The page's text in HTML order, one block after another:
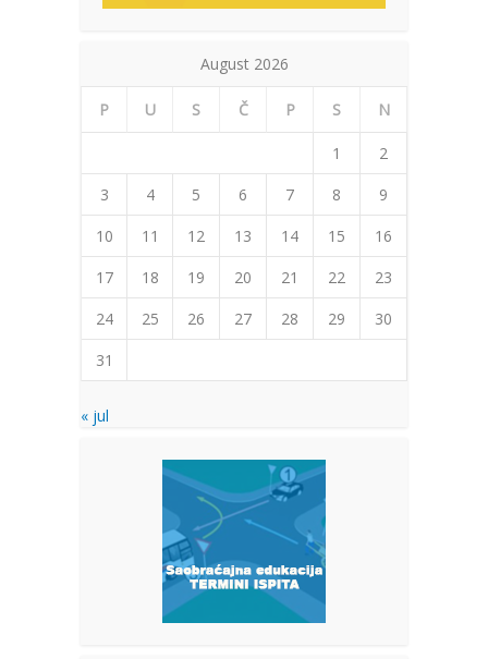
August 2026
P U S Č P S N
1
2
3
4 5 6 7 8
9
10
11 12 13 14 15
16
17
18 19 20 21 22
23
24
25 26 27 28 29
30
31
« jul